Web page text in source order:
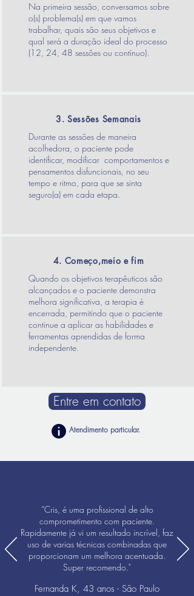
Na primeira sessão, conversamos sobre
o(s) problema(s) em que vamos
trabalhar, quais são seus objetivos e
qual será a duração ideal do processo
(12, 24, 48 sessões ou contínuo).
3. Sessões Semanais
Durante as sessões de maneira
acolhedora, o paciente pode
identificar, modificar comportamentos e
pensamentos disfuncionais, no seu
tempo e ritmo, para que se sinta
seguro(a) em cada etapa.
4. Começo,meio e fim
Quando os objetivos terapêuticos são
alcançados e o paciente demonstra
melhora significativa, a terapia é
encerrada, permitindo que o paciente
continue a aplicar as habilidades e
ferramentas aprendidas de forma
independente.
Entre em contato
Atendimento particular.
“Cris, é uma profissional de alto
comprometimento com paciente.
Rapidamente já vi um resultado incrível, faz
uso de varias técnicas combinadas que
proporcionam um melhora acentuada.
Super recomendo."
Fernanda K, 43 anos - São Paulo